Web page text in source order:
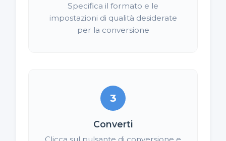
Specifica il formato e le
impostazioni di qualità desiderate
per la conversione
3
Converti
Clicca sul pulsante di conversione e